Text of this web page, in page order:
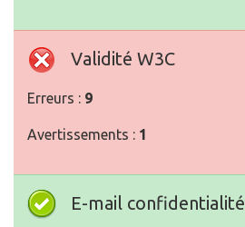
Validité W3C
Erreurs : 9
Avertissements : 1
E-mail confidentialité